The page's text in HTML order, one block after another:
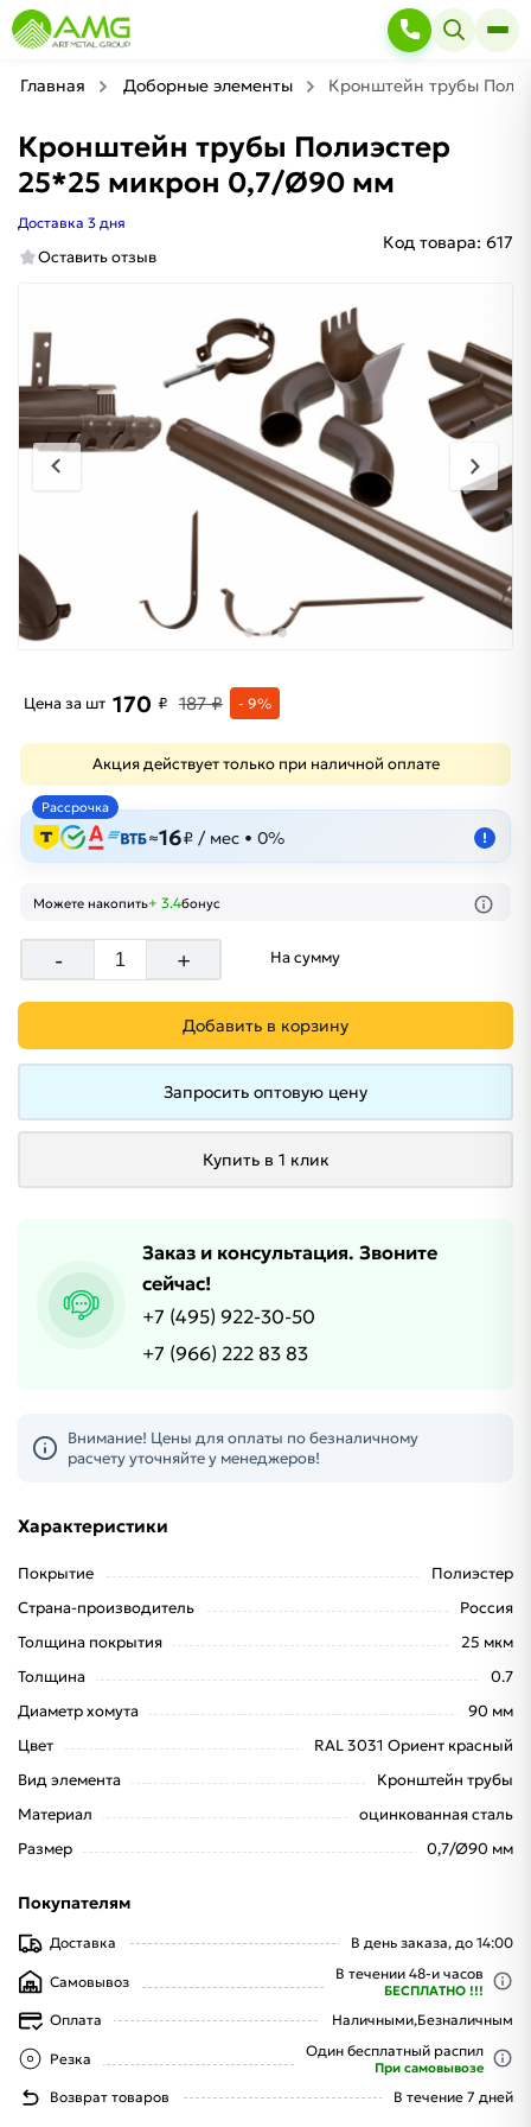
Главная Доборные элементы Кронштейн трубы
Кронштейн трубы Полиэстер
25*25 микрон 0,7/Ø90 мм
Доставка 3 дня
Оставить отзыв
Код товара: 617
Цена за шт 170 ₽ 187 ₽ - 9%
Акция действует только при наличной оплате
Рассрочка
≈16₽ / мес • 0% !
Можете накопить+ 3.4бонус
- + На сумму
Добавить в корзину
Запросить оптовую цену
Купить в 1 клик
Заказ и консультация. Звоните
сейчас!
+7 (495) 922-30-50
+7 (966) 222 83 83
Внимание! Цены для оплаты по безналичному
расчету уточняйте у менеджеров!
Характеристики
Покрытие
Полиэстер
Страна-производитель
Россия
Толщина покрытия
25 мкм
Толщина
0.7
Диаметр хомута
90 мм
Цвет
RAL 3031 Ориент красный
Вид элемента
Кронштейн трубы
Материал
оцинкованная сталь
Размер
0,7/Ø90 мм
Покупателям
Доставка В день заказа, до 14:00
Самовывоз В течении 48-и часов
БЕСПЛАТНО !!!
Оплата Наличными,Безналичным
Резка Один бесплатный распил
При самовывозе
Возврат товаров В течение 7 дней